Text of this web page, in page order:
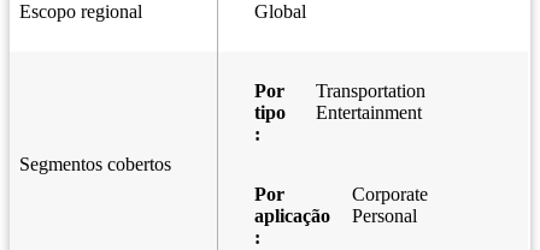
Escopo regional Global
Segmentos cobertos
Por
tipo
:
Transportation
Entertainment
Por
aplicação
:
Corporate
Personal